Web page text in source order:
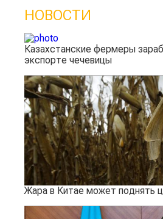
НОВОСТИ
Казахстанские фермеры
экспорте чечевицы
Жара в Китае может поднять